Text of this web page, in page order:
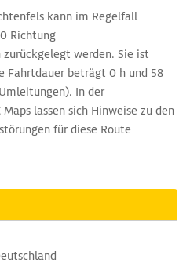
kann im Regelfall
Richtung
werden. Sie ist
Fahrtdauer beträgt 0 h und 58
In der
lassen sich Hinweise zu den
für diese Route